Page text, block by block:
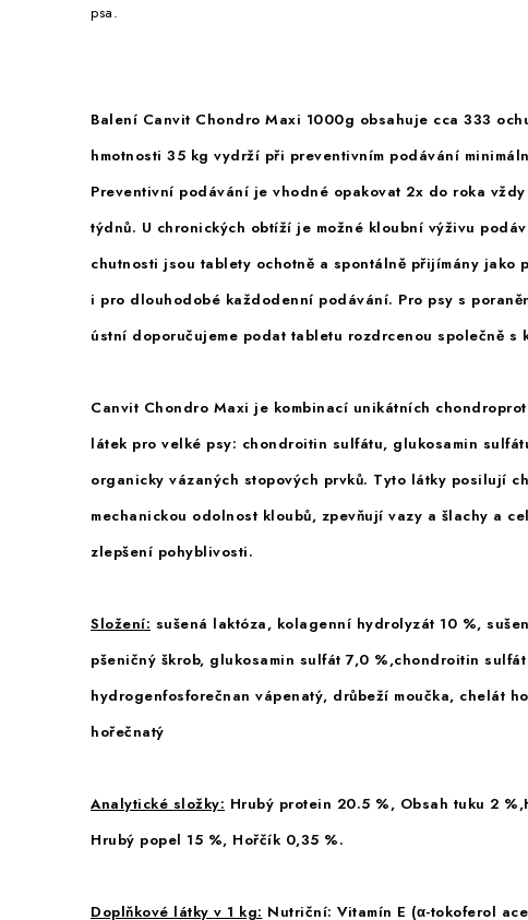
psa.
Balení Canvit Chondro Maxi 1000g obsahuje cca 333
hmotnosti 35 kg vydrží při preventivním podávání
Preventivní podávání je vhodné opakovat 2x do roka
týdnů. U chronických obtíží je možné kloubní výživu
chutnosti jsou tablety ochotně a spontálně přijímány jako
i pro dlouhodobé každodenní podávání. Pro psy s
ústní doporučujeme podat tabletu rozdrcenou společně s
Canvit Chondro Maxi je kombinací unikátních
látek pro velké psy: chondroitin sulfátu, glukosamin
organicky vázaných stopových prvků. Tyto látky posilují
mechanickou odolnost kloubů, zpevňují vazy a šlachy a
zlepšení pohyblivosti.
Složení: sušená laktóza, kolagenní hydrolyzát 10 %,
pšeničný škrob, glukosamin sulfát 7,0 %,chondroitin
hydrogenfosforečnan vápenatý, drůbeží moučka, chelát
hořečnatý
Analytické složky: Hrubý protein 20.5 %, Obsah tuku 2
Hrubý popel 15 %, Hořčík 0,35 %.
Doplňkové látky v 1 kg: Nutriční: Vitamín E (α-tokoferol